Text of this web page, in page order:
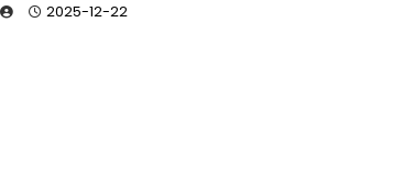
2025-12-22